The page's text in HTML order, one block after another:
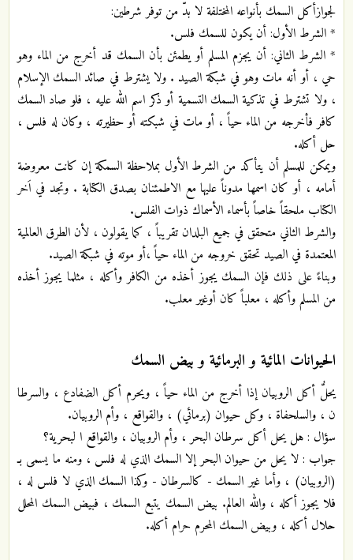
لجوازأكل السمك بأنواعه المختلفة لا بدّ من توفر شرطين:
* الشرط الأول: أن يكون للسمك فلس.
* الشرط الثاني: أن يجزم المسلم أو يطمئن بأن السمك قد أخرج من الماء وهو
حي ، أو أنه مات وهو في شبكة الصيد . ولا يشترط في صائد السمك الإسلام
، ولا تشترط في تذكية السمك التسمية أو ذكر اسم الله عليه ، فلو صاد السمك
كافر فأخرجه من الماء حياً ، أو مات في شبكته أو حظيرته ، وكان له فلس ،
حل أكله.
ويمكن للمسلم أن يتأكد من الشرط الأول بملاحظة السمكة إن كانت معروضة
أمامه ، أو كان اسمها مدوناً عليها مع الاطمئنان بصدق الكتابة . وتجد في اَخر
الكتاب ملحقاً خاصاً بأسماء الأسماك ذوات الفلس.
والشرط الثاني متحقق في جميع البلدان تقريباً ، كما يقولون ، لأن الطرق العالمية
المعتمدة في الصيد تحقق خروجه من الماء حياً ،أو موته في شبكة الصيد.
وبناءً على ذلك فإن السمك يجوز أخذه من الكافر وأكله ، مثلما يجوز أخذه
من المسلم وأكله ، معلباً كان أوغير معلب.
الحيوانات المائية و البرمائية و بيض السمك
يحلُّ أكل الروبيان إذا أخرج من الماء حياً ، ويحرم أكل الضفادع ، والسرطا
ن ، والسلحفاة ، وكل حيوان (برمائي) ، والقواقع ، وأم الروبيان.
سؤال : هل يحل أكل سرطان البحر ، وأم الروبيان ، والقواقع ا لبحرية؟
جواب : لا يحل من حيوان البحر إلا السمك الذي له فلس ، ومنه ما يسمى بـ
(الروبيان) ، وأما غير السمك - كالسرطان - وكذا السمك الذي لا فلس له ،
فلا يجوز أكله ، والله العالم. بيض السمك يتبع السمك ، فبيض السمك المحلل
حلال أكله ، وبيض السمك المحرم حرام أكله.